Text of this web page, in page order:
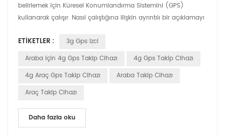
belirlemek için Küresel Konumlandırma Sistemini (GPS)
kullanarak çalışır. Nasıl çalıştığına ilişkin ayrıntılı bir açıklamayı
yörüngesinde dönen uydulardan oluşan bir ağa dayanır. Bu
uydular, konumlarını ve sinyalin gönderildiği tam zamanı
ETIKETLER :
3g Gps Izci
Araba Için 4g Gps Takip Cihazı
4g Gps Takip Cihazı
4g Araç Gps Takip Cihazı
Araba Takip Cihazı
Araç Takip Cihazı
Daha fazla oku